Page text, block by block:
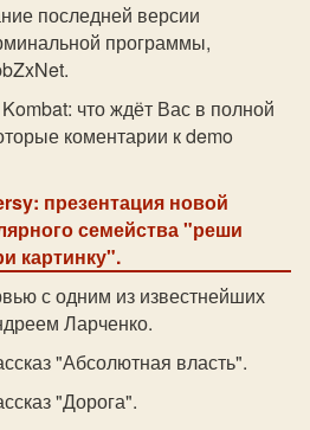
последней версии
программы,
что ждёт Вас в полной
коментарии к demo
презентация новой
семейства "реши
картинку".
с одним из известнейших
Ларченко.
"Абсолютная власть".
"Дорога".